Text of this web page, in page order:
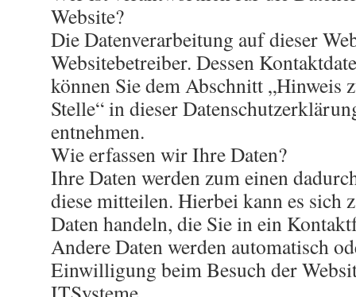
Website?
Die Datenverarbeitung auf dieser
Websitebetreiber. Dessen
können Sie dem Abschnitt „Hinweis
Stelle“ in dieser
entnehmen.
Wie erfassen wir Ihre Daten?
Ihre Daten werden zum einen
diese mitteilen. Hierbei kann es sich
Daten handeln, die Sie in ein
Andere Daten werden automatisch
Einwilligung beim Besuch der